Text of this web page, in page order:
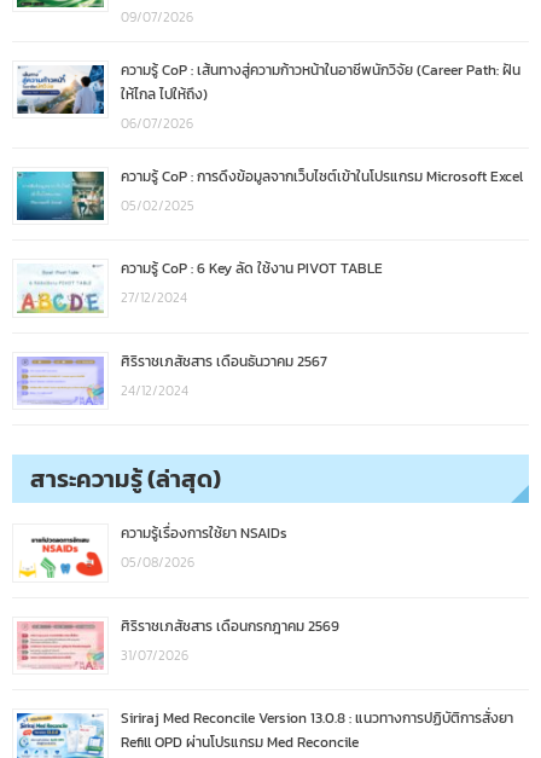
09/07/2026
ความรู้ CoP : เส้นทางสู่ความก้าวหน้าในอาชีพนักวิจัย (Career Path: ฝัน
ให้ไกล ไปให้ถึง)
06/07/2026
ความรู้ CoP : การดึงข้อมูลจากเว็บไซต์เข้าในโปรแกรม Microsoft Excel
05/02/2025
ความรู้ CoP : 6 Key ลัด ใช้งาน PIVOT TABLE
27/12/2024
ศิริราชเภสัชสาร เดือนธันวาคม 2567
24/12/2024
สาระความรู้ (ล่าสุด)
ความรู้เรื่องการใช้ยา NSAIDs
05/08/2026
ศิริราชเภสัชสาร เดือนกรกฎาคม 2569
31/07/2026
Siriraj Med Reconcile Version 13.0.8 : แนวทางการปฏิบัติการสั่งยา
Refill OPD ผ่านโปรแกรม Med Reconcile